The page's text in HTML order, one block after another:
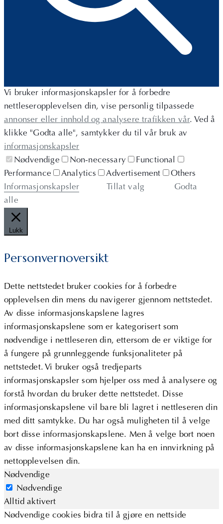
Vi bruker informasjonskapsler for å forbedre
nettleseropplevelsen din, vise personlig tilpassede
annonser eller innhold og analysere trafikken vår. Ved å
klikke "Godta alle", samtykker du til vår bruk av
informasjonskapsler
Nødvendige
Non-necessary
Functional
Performance
Analytics Advertisement
Others
Informasjonskapsler
Tillat valg
Godta
alle
Lukk
Personvernoversikt
Dette nettstedet bruker cookies for å forbedre
opplevelsen din mens du navigerer gjennom nettstedet.
Av disse informasjonskapslene lagres
informasjonskapslene som er kategorisert som
nødvendige i nettleseren din, ettersom de er viktige for
å fungere på grunnleggende funksjonaliteter på
nettstedet. Vi bruker også tredjeparts
informasjonskapsler som hjelper oss med å analysere og
forstå hvordan du bruker dette nettstedet. Disse
informasjonskapslene vil bare bli lagret i nettleseren din
med ditt samtykke. Du har også muligheten til å velge
bort disse informasjonskapslene. Men å velge bort noen
av disse informasjonskapslene kan ha en innvirkning på
nettopplevelsen din.
Nødvendige
Nødvendige
Alltid aktivert
Nødvendige cookies bidra til å gjøre en nettside